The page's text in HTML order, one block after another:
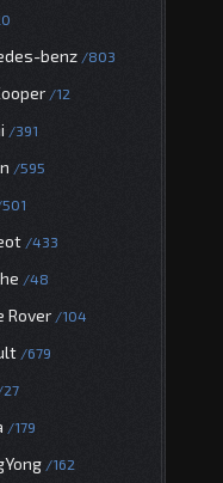
benz 803
12
391
595
501
433
48
Rover 104
679
27
179
162